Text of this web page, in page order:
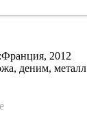
деним, металл
Франция, 2012